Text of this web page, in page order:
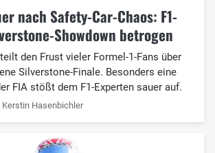
nach Safety-Car-Chaos: F1-
Showdown betrogen
den Frust vieler Formel-1-Fans über
Silverstone-Finale. Besonders eine
FIA stößt dem F1-Experten sauer auf.
Kerstin Hasenbichler